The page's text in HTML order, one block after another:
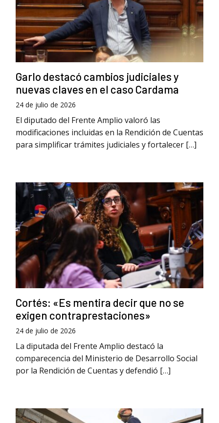
Garlo destacó cambios judiciales y
nuevas claves en el caso Cardama
24 de julio de 2026
El diputado del Frente Amplio valoró las
modificaciones incluidas en la Rendición de Cuentas
para simplificar trámites judiciales y fortalecer […]
Cortés: «Es mentira decir que no se
exigen contraprestaciones»
24 de julio de 2026
La diputada del Frente Amplio destacó la
comparecencia del Ministerio de Desarrollo Social
por la Rendición de Cuentas y defendió […]